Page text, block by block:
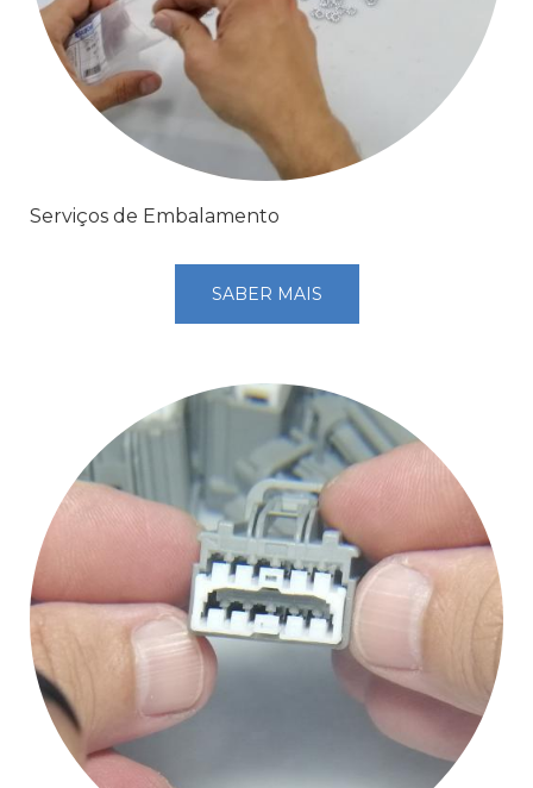
Serviços de Embalamento
SABER MAIS